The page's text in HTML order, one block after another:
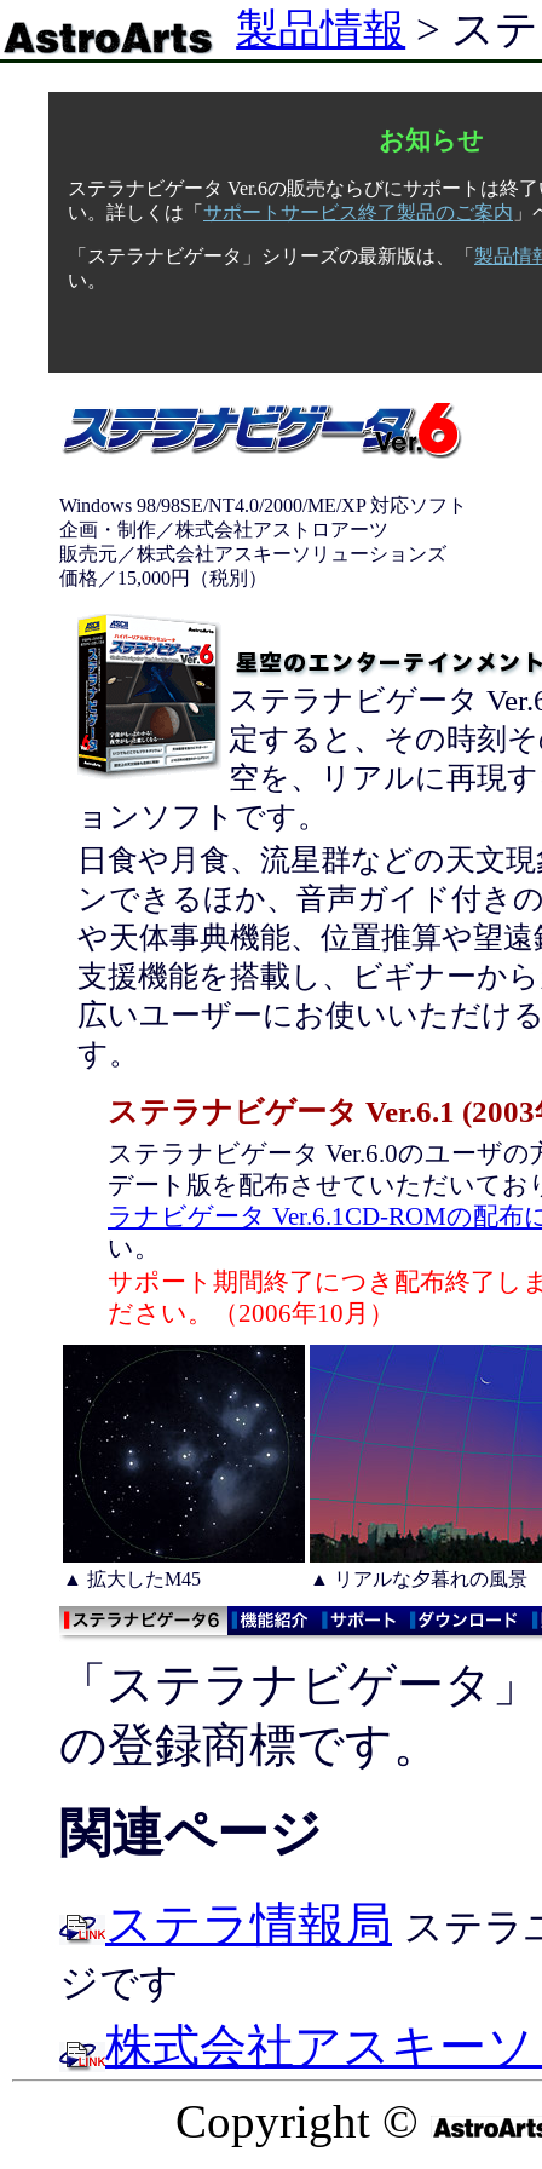
製品情報 > ス
お知らせ
ステラナビゲータ Ver.6の販売ならびにサポートは終
い。詳しくは「 サポートサービス終了製品のご案内
「ステラナビゲータ」シリーズの最新版は、「 製品情
い。
Windows 98/98SE/NT4.0/2000/ME/XP 対応ソフト
企画・制作／株式会社アストロアーツ
販売元／株式会社アスキーソリューションズ
価格／15,000円（税別）
ステラナビゲータ
定すると、その時刻
空を、リアルに再現
ョンソフトです。
日食や月食、流星群などの天文
ンできるほか、音声ガイド付き
や天体事典機能、位置推算や望
支援機能を搭載し、ビギナーか
広いユーザーにお使いいただけ
す。
ステラナビゲータ Ver.6.1
ステラナビゲータ Ver.6.0のユーザ
デート版を配布させていただいてお
ラナビゲータ Ver.6.1CD-ROMの配布
い。
サポート期間終了につき配布終了し
ださい。（2006年10月）
▲ 拡大したM45 ▲ リアルな夕暮れの風景
「ステラナビゲータ
の登録商標です。
関連ページ
ステラ情報局 ステラ
ジです
株式会社アスキー
Copyright ©